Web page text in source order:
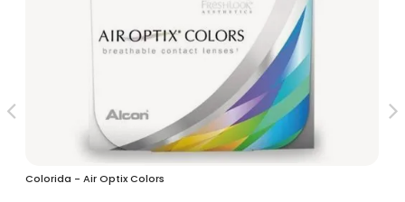
Colorida - Air Optix Colors